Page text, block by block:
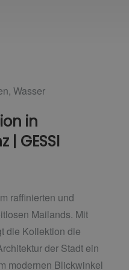
, Wasser
in
| GESSI
raffinierten und
Mailands. Mit
die Kollektion die
der Stadt ein
modernen Blickwinkel